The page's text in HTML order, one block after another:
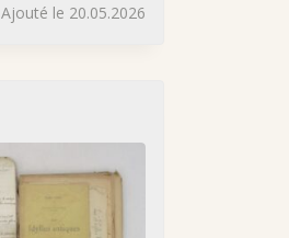
Ajouté le 20.05.2026